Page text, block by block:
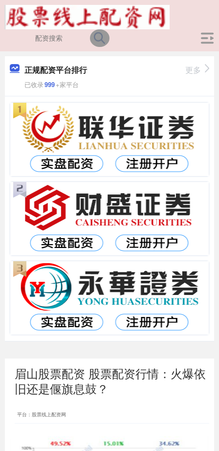
正规配资平台排行
已收录999+家平台
更多
眉山股票配资 股票配资行情：火爆依
旧还是偃旗息鼓？
平台：股票线上配资网